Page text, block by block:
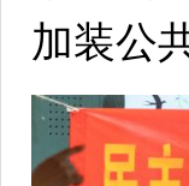
加装公